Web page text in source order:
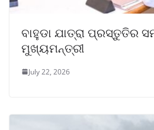
ବାହୁଡା ଯାତ୍ରା ପ୍ରସ୍ତୁତିର
ମୁଖ୍ୟମନ୍ତ୍ରୀ
July 22, 2026